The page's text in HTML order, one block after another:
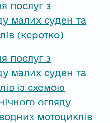
послуг з
малих суден та
(коротко)
послуг з
малих суден та
із схемою
огляду
мотоциклів